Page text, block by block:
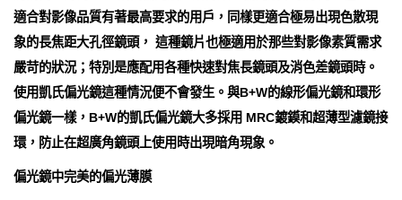
適合對影像品質有著最高要求的用戶，同樣更適合極易出現色散現
象的長焦距大孔徑鏡頭， 這種鏡片也極適用於那些對影像素質需求
嚴苛的狀況；特別是應配用各種快速對焦長鏡頭及消色差鏡頭時。
使用凱氏偏光鏡這種情況便不會發生。與B+W的線形偏光鏡和環形
偏光鏡一樣，B+W的凱氏偏光鏡大多採用 MRC鍍鏌和超薄型濾鏡接
環，防止在超廣角鏡頭上使用時出現暗角現象。
偏光鏡中完美的偏光薄膜